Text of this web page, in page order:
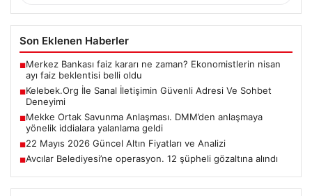
Son Eklenen Haberler
■Merkez Bankası faiz kararı ne zaman? Ekonomistlerin nisan
ayı faiz beklentisi belli oldu
■Kelebek.Org İle Sanal İletişimin Güvenli Adresi Ve Sohbet
Deneyimi
■Mekke Ortak Savunma Anlaşması. DMM’den anlaşmaya
yönelik iddialara yalanlama geldi
■22 Mayıs 2026 Güncel Altın Fiyatları ve Analizi
■Avcılar Belediyesi’ne operasyon. 12 şüpheli gözaltına alındı